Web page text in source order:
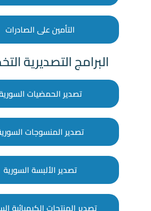
التأمين على الصادرات
البرامج التصديرية
تصدير الحمضيات
تصدير المنسوجات
تصدير الألبسة السورية